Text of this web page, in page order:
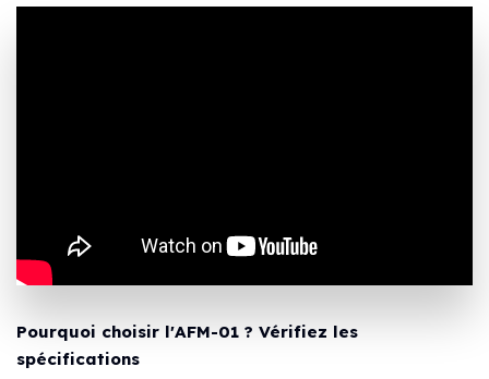
Pourquoi choisir l'AFM-01 ? Vérifiez les
spécifications